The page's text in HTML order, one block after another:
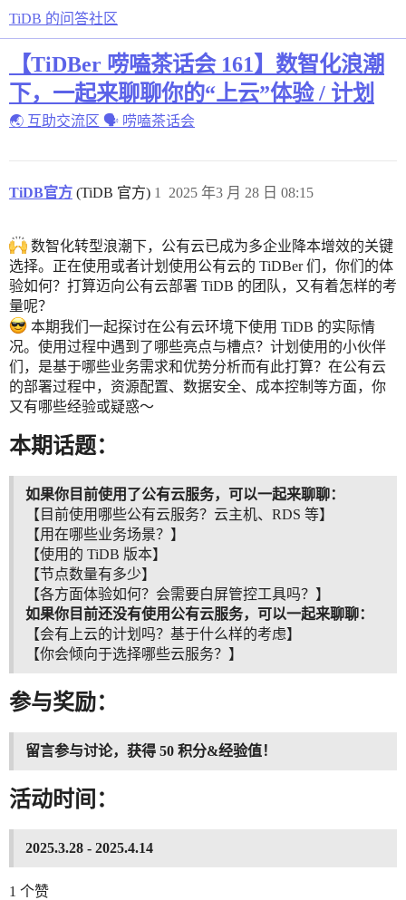
TiDB 的问答社区
【TiDBer 唠嗑茶话会 161】数智化浪潮
下，一起来聊聊你的“上云”体验 / 计划
🌏 互助交流区 🗣 唠嗑茶话会
TiDB官方 (TiDB 官方) 2025 年3 月 28 日 08:15
1
数智化转型浪潮下，公有云已成为多企业降本增效的关键
选择。正在使用或者计划使用公有云的 TiDBer 们，你们的体
验如何？打算迈向公有云部署 TiDB 的团队，又有着怎样的考
量呢？
本期我们一起探讨在公有云环境下使用 TiDB 的实际情
况。使用过程中遇到了哪些亮点与槽点？计划使用的小伙伴
们，是基于哪些业务需求和优势分析而有此打算？在公有云
的部署过程中，资源配置、数据安全、成本控制等方面，你
又有哪些经验或疑惑～
本期话题：
如果你目前使用了公有云服务，可以一起来聊聊：
【目前使用哪些公有云服务？云主机、RDS 等】
【用在哪些业务场景？】
【使用的 TiDB 版本】
【节点数量有多少】
【各方面体验如何？会需要白屏管控工具吗？】
如果你目前还没有使用公有云服务，可以一起来聊聊：
【会有上云的计划吗？基于什么样的考虑】
【你会倾向于选择哪些云服务？】
参与奖励：
留言参与讨论，获得 50 积分&经验值！
活动时间：
2025.3.28 - 2025.4.14
1 个赞